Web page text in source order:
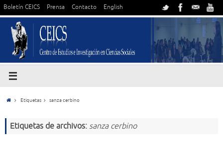
Boletín CEICS Prensa Contacto English
Etiquetas sanza cerbino
Etiquetas de archivos: sanza cerbino